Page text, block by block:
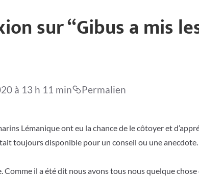
sur “Gibus a mis
à 13 h 11 min Permalien
Lémanique ont eu la chance de le côtoyer et
toujours disponible pour un conseil ou une
Comme il a été dit nous avons tous nous quelque chose